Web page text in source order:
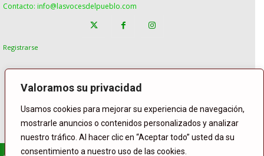
Valoramos su privacidad
Usamos cookies para mejorar su experiencia de navegación,
mostrarle anuncios o contenidos personalizados y analizar
nuestro tráfico. Al hacer clic en “Aceptar todo” usted da su
consentimiento a nuestro uso de las cookies.
Contacto: info@lasvocesdelpueblo.com
Registrarse